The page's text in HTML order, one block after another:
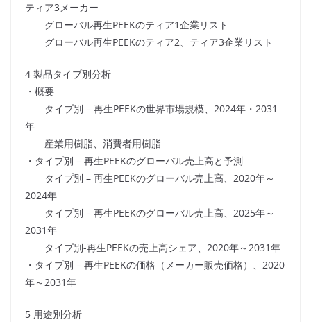
ティア3メーカー
グローバル再生PEEKのティア1企業リスト
グローバル再生PEEKのティア2、ティア3企業リスト
4 製品タイプ別分析
・概要
タイプ別 – 再生PEEKの世界市場規模、2024年・2031
年
産業用樹脂、消費者用樹脂
・タイプ別 – 再生PEEKのグローバル売上高と予測
タイプ別 – 再生PEEKのグローバル売上高、2020年～
2024年
タイプ別 – 再生PEEKのグローバル売上高、2025年～
2031年
タイプ別-再生PEEKの売上高シェア、2020年～2031年
・タイプ別 – 再生PEEKの価格（メーカー販売価格）、2020
年～2031年
5 用途別分析